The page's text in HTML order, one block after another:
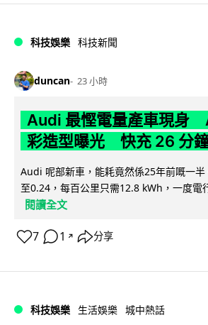
科技娛樂 科技新聞
duncan 23 小時
Audi 最慳電量產車現身
彩造型曝光 快充 26 分
Audi 呢部新車，能耗竟然係25年前嘅一
至0.24，每百公里只需12.8 kWh，一度電
閱讀全文
7 1 ↗ 分享
科技娛樂 生活娛樂 城中熱話